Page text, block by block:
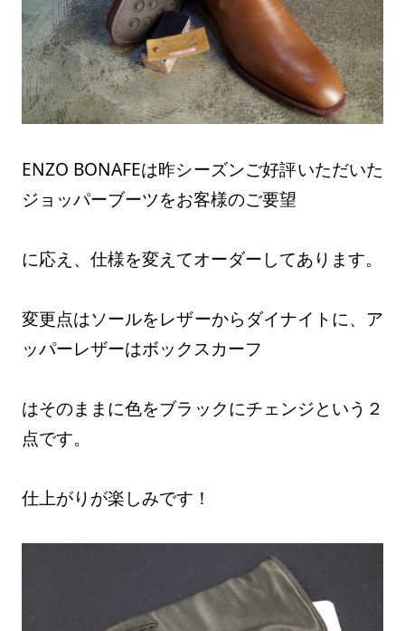
ENZO BONAFEは昨シーズンご好評いただいた
ジョッパーブーツをお客様のご要望
に応え、仕様を変えてオーダーしてあります。
変更点はソールをレザーからダイナイトに、ア
ッパーレザーはボックスカーフ
はそのままに色をブラックにチェンジという２
点です。
仕上がりが楽しみです！